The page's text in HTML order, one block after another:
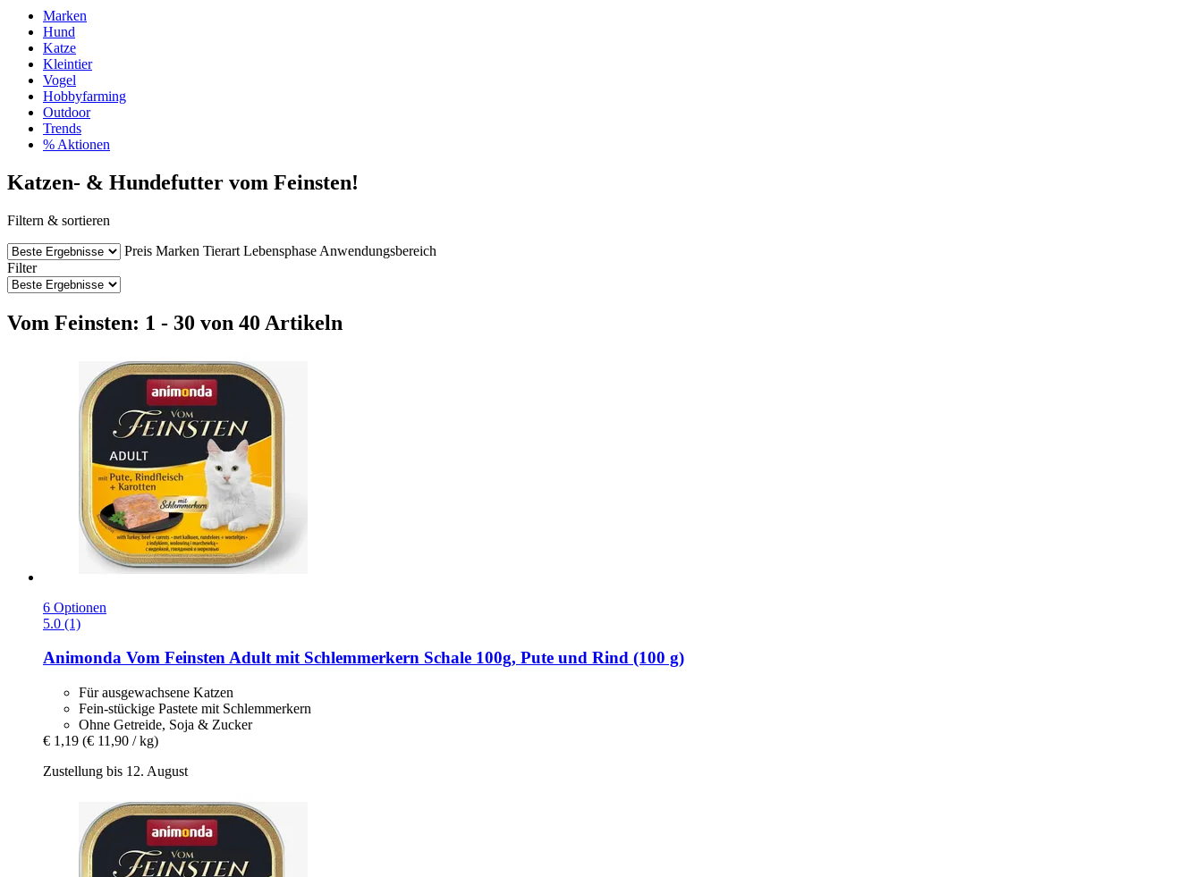
Marken
Hund
Katze
Kleintier
Vogel
Hobbyfarming
Outdoor
Trends
% Aktionen
Katzen- & Hundefutter vom Feinsten!
Filtern & sortieren
Preis Marken Tierart Lebensphase Anwendungsbereich
Filter
Vom Feinsten: 1 - 30 von 40 Artikeln
6 Optionen
5.0 (1)
Animonda Vom Feinsten Adult mit Schlemmerkern Schale 100g, Pute und Rind (100 g)
Für ausgewachsene Katzen
Fein-stückige Pastete mit Schlemmerkern
Ohne Getreide, Soja & Zucker
€ 1,19 (€ 11,90 / kg)
Zustellung bis 12. August